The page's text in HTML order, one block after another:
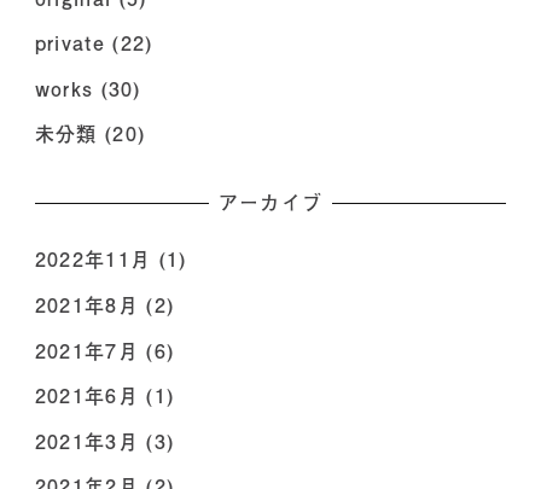
private (22)
works (30)
未分類 (20)
アーカイブ
2022年11月 (1)
2021年8月 (2)
2021年7月 (6)
2021年6月 (1)
2021年3月 (3)